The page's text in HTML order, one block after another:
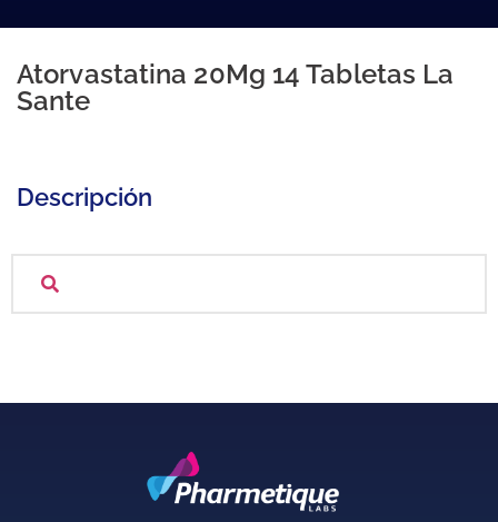
Atorvastatina 20Mg 14 Tabletas La
Sante
Descripción